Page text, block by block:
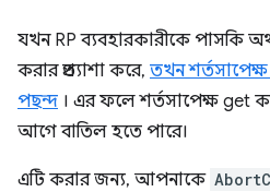
যখন RP ব্যবহারকারীকে পাসকি
করার প্রত্যাশা করে, তখন
পছন্দ । এর ফলে শর্তসাপেক্ষ get
আগে বাতিল হতে পারে।
এটি করার জন্য, আপনাকে